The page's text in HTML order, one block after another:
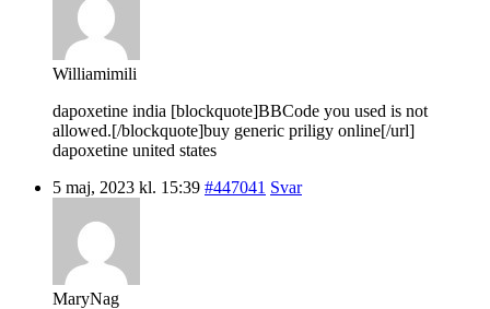
Williamimili
dapoxetine india [blockquote]BBCode you used is not
allowed.[/blockquote]buy generic priligy online[/url]
dapoxetine united states
5 maj, 2023 kl. 15:39 #447041 Svar
MaryNag